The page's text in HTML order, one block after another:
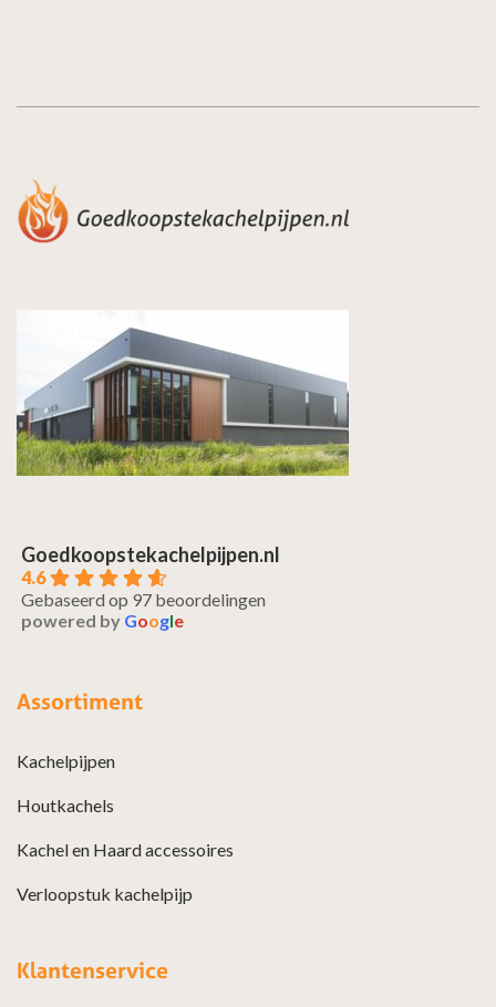
Goedkoopstekachelpijpen.nl
4.6
Gebaseerd op 97 beoordelingen
powered by Google
Assortiment
Kachelpijpen
Houtkachels
Kachel en Haard accessoires
Verloopstuk kachelpijp
Klantenservice